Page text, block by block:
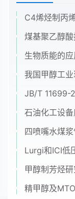
分离是必在溶
分支,要的。
HPLC-SEC或
着不同化学成
前,标准的2D-
表征半结晶
D. student;
and Dr. Brull
Analytics,
292855; e-
C4烯烃制丙
煤基聚乙醇
生物质能的
我国甲醇工
甲醇制芳烃